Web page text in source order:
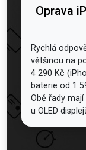
Oprava
Rychlá
většinou na
4 290 Kč
baterie od 1
Obě řady
u OLED